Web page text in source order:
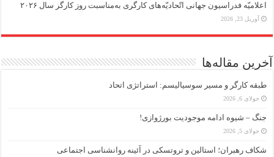
اعلامیّه فدراسیون جهانی اتّحادیّه‌های کارگری به‌مناسبت روز کارگر سال ۲۰۲۶
آوریل 23, 2026
آخرین مقاله‌ها
طبقه کارگر و مسیر سوسیالیسم: استراتژی اتحاد
جولای 6, 2026
جنگ – شیوه ادامه موجودیت بورژوازی!
جولای 5, 2026
شکاف رهبران؛ استالین و تروتسکی در آئینه روانشناسی اجتماعی